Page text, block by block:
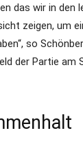
das wir in den
zeigen, um
so
der Partie am